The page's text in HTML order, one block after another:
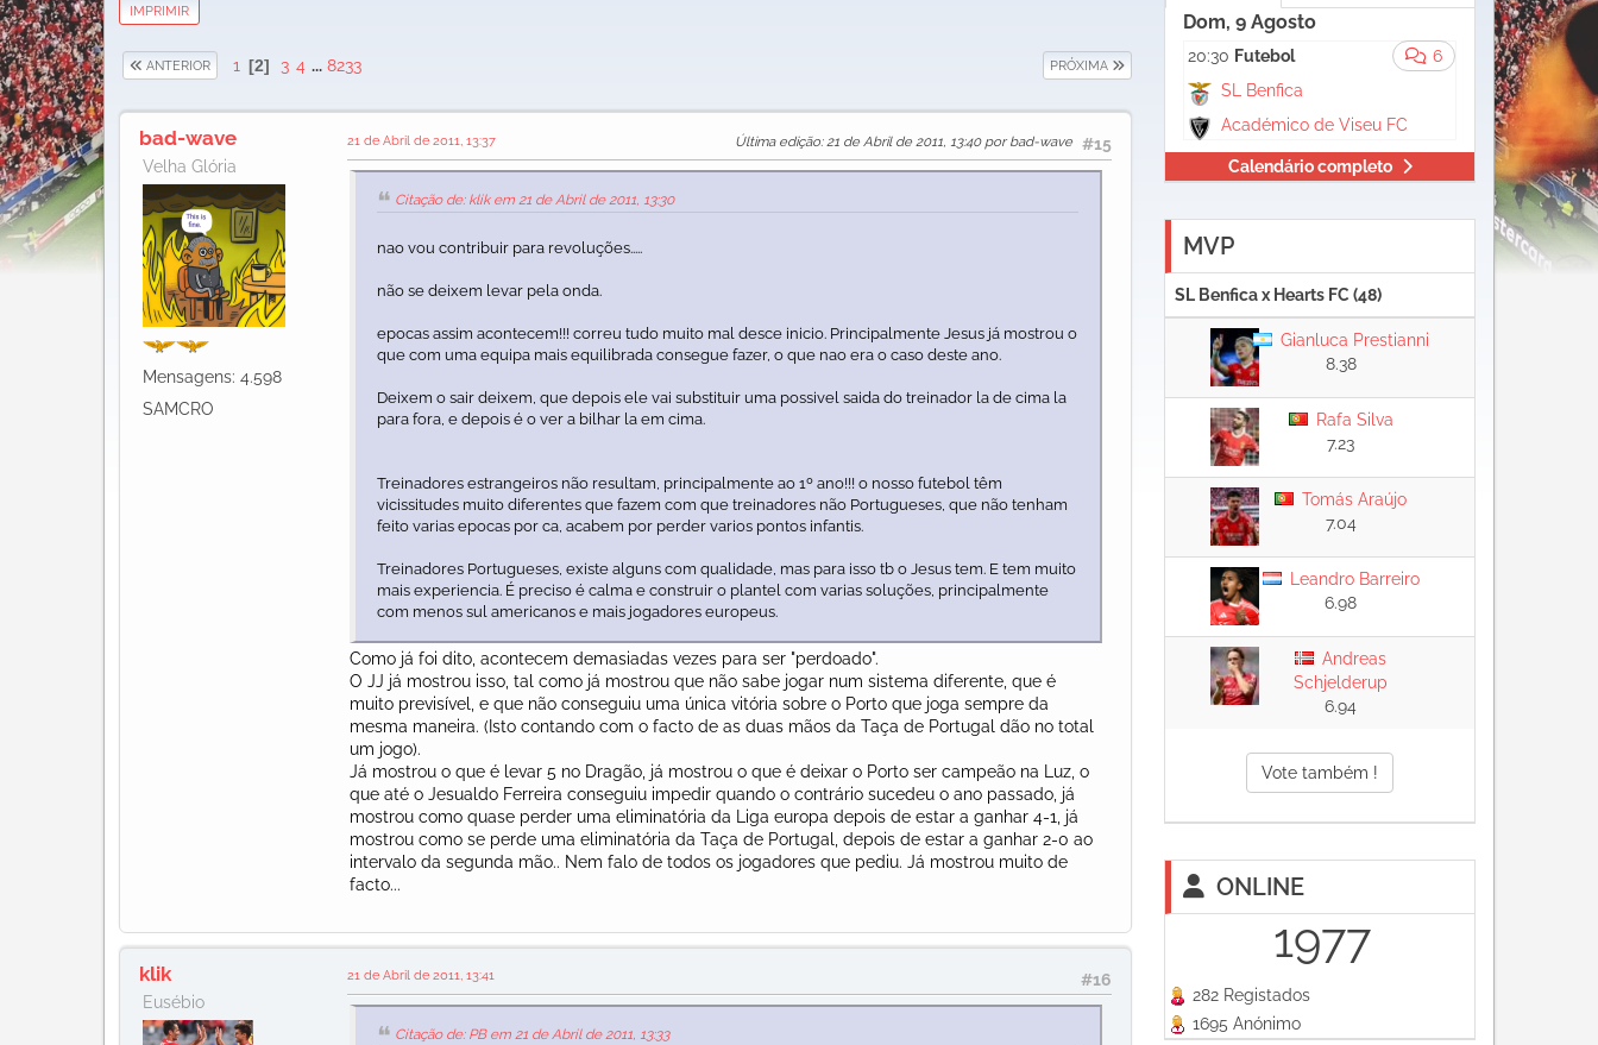
IMPRIMIR
ANTERIOR 1 2 3 4 ... 8233 PRÓXIMA
bad-wave
Velha Glória
Mensagens: 4.598
SAMCRO
#15
21 de Abril de 2011, 13:37 Última edição: 21 de Abril de 2011, 13:40 por bad-wave
Citação de: klik em 21 de Abril de 2011, 13:30
nao vou contribuir para revoluções.....
não se deixem levar pela onda.
epocas assim acontecem!!! correu tudo muito mal desce inicio. Principalmente Jesus já mostrou o
que com uma equipa mais equilibrada consegue fazer, o que nao era o caso deste ano.
Deixem o sair deixem, que depois ele vai substituir uma possivel saida do treinador la de cima la
para fora, e depois é o ver a bilhar la em cima.
Treinadores estrangeiros não resultam, principalmente ao 1º ano!!! o nosso futebol têm
vicissitudes muito diferentes que fazem com que treinadores não Portugueses, que não tenham
feito varias epocas por ca, acabem por perder varios pontos infantis.
Treinadores Portugueses, existe alguns com qualidade, mas para isso tb o Jesus tem. E tem muito
mais experiencia. É preciso é calma e construir o plantel com varias soluções, principalmente
com menos sul americanos e mais jogadores europeus.
Como já foi dito, acontecem demasiadas vezes para ser "perdoado".
O JJ já mostrou isso, tal como já mostrou que não sabe jogar num sistema diferente, que é
muito previsível, e que não conseguiu uma única vitória sobre o Porto que joga sempre da
mesma maneira. (Isto contando com o facto de as duas mãos da Taça de Portugal dão no total
um jogo).
Já mostrou o que é levar 5 no Dragão, já mostrou o que é deixar o Porto ser campeão na Luz, o
que até o Jesualdo Ferreira conseguiu impedir quando o contrário sucedeu o ano passado, já
mostrou como quase perder uma eliminatória da Liga europa depois de estar a ganhar 4-1, já
mostrou como se perde uma eliminatória da Taça de Portugal, depois de estar a ganhar 2-0 ao
intervalo da segunda mão.. Nem falo de todos os jogadores que pediu. Já mostrou muito de
facto...
klik
Eusébio
#16
21 de Abril de 2011, 13:41
Citação de: PB em 21 de Abril de 2011, 13:33
Dom, 9 Agosto
6
20:30 Futebol
SL Benfica
Académico de Viseu FC
Calendário completo
MVP
SL Benfica x Hearts FC (48)
Gianluca Prestianni
8.38
Rafa Silva
7.23
Tomás Araújo
7.04
Leandro Barreiro
6.98
Andreas
Schjelderup
6.94
Vote também !
ONLINE
1977
282 Registados
1695 Anónimo